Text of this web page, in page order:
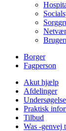
Borger
Fagperson
Akut hjælp
Afdelinger
Praktisk
Tilbud
Was -